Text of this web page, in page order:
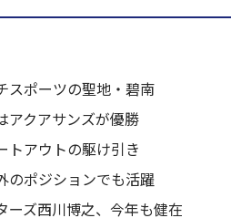
スポーツの聖地・碧南
アクアサンズが優勝
トアウトの駆け引き
のポジションでも活躍
ーズ西川博之、今年も健在